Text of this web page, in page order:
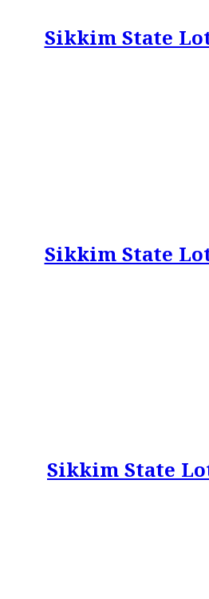
Sikkim State
Sikkim State
Sikkim State